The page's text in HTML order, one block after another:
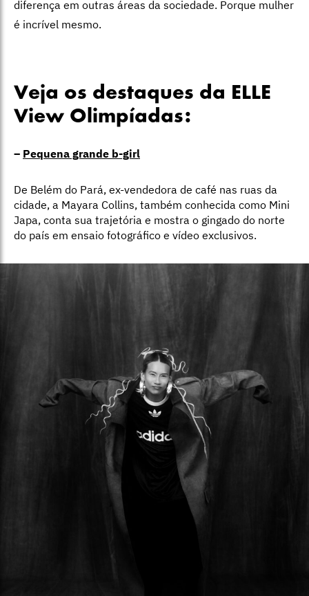
diferença em outras áreas da sociedade. Porque mulher
é incrível mesmo.
Veja os destaques da ELLE
View Olimpíadas:
– Pequena grande b-girl
De Belém do Pará, ex-vendedora de café nas ruas da
cidade, a Mayara Collins, também conhecida como Mini
Japa, conta sua trajetória e mostra o gingado do norte
do país em ensaio fotográfico e vídeo exclusivos.